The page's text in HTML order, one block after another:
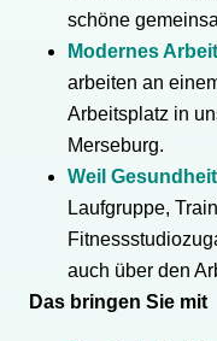
schöne
Modernes
arbeiten an
Arbeitsplatz in
Merseburg.
Weil
Laufgruppe,
auch über den
Das bringen Sie mit